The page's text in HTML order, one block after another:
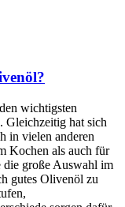
wichtigsten
Gleichzeitig hat sich
in vielen anderen
Kochen als auch für
die große Auswahl im
gutes Olivenöl zu